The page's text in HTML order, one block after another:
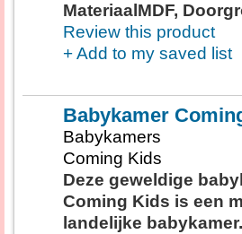
MateriaalMDF,
Review this product
+ Add to my saved list
Babykamer
Babykamers
Coming Kids
Deze geweldige
Coming Kids is een
landelijke